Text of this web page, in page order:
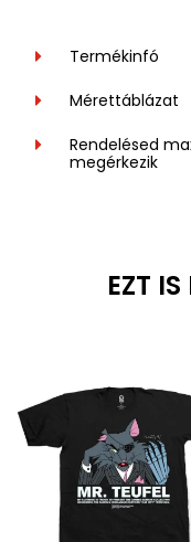
Termékinfó
Mérettáblázat
Rendelésed
megérkezik
EZT